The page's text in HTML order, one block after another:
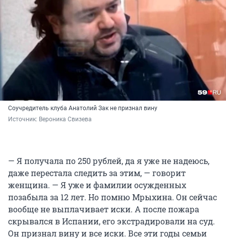
Соучредитель клуба Анатолий Зак не признал вину
Источник: Вероника Свизева
— Я получала по 250 рублей, да я уже не надеюсь,
даже перестала следить за этим, — говорит
женщина. — Я уже и фамилии осужденных
позабыла за 12 лет. Но помню Мрыхина. Он сейчас
вообще не выплачивает иски. А после пожара
скрывался в Испании, его экстрадировали на суд.
Он признал вину и все иски. Все эти годы семьи